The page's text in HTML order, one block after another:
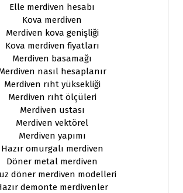
Elle merdiven hesabı
Kova merdiven
Merdiven kova genişliği
Kova merdiven fiyatları
Merdiven basamağı
nasıl hesaplanır
Merdiven rıht yüksekliği
Merdiven rıht ölçüleri
Merdiven ustası
Merdiven vektörel
Merdiven yapımı
Hazır omurgalı merdiven
Döner metal merdiven
döner merdiven modelleri
demonte merdivenler